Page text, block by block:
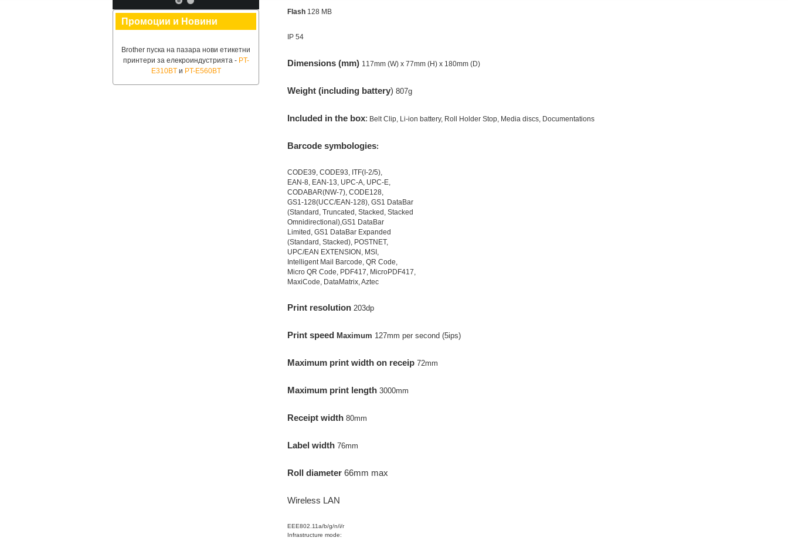
Промоции и Новини
Brother пуска на пазара нови етикетни
принтери за елекроиндустрията - PT-
E310BT и PT-E560BT
Flash 128 MB
IP 54
Dimensions (mm) 117mm (W) x 77mm (H) x 180mm (D)
Weight (including battery) 807g
Included in the box: Belt Clip, Li-ion battery, Roll Holder Stop, Media discs, Documentations
Barcode symbologies:
CODE39, CODE93, ITF(I-2/5),
EAN-8, EAN-13, UPC-A, UPC-E,
CODABAR(NW-7), CODE128,
GS1-128(UCC/EAN-128), GS1 DataBar
(Standard, Truncated, Stacked, Stacked
Omnidirectional),GS1 DataBar
Limited, GS1 DataBar Expanded
(Standard, Stacked), POSTNET,
UPC/EAN EXTENSION, MSI,
Intelligent Mail Barcode, QR Code,
Micro QR Code, PDF417, MicroPDF417,
MaxiCode, DataMatrix, Aztec
Print resolution 203dp
Print speed Maximum 127mm per second (5ips)
Maximum print width on receip 72mm
Maximum print length 3000mm
Receipt width 80mm
Label width 76mm
Roll diameter 66mm max
Wireless LAN
EEE802.11a/b/g/n/i/r
Infrastructure mode: